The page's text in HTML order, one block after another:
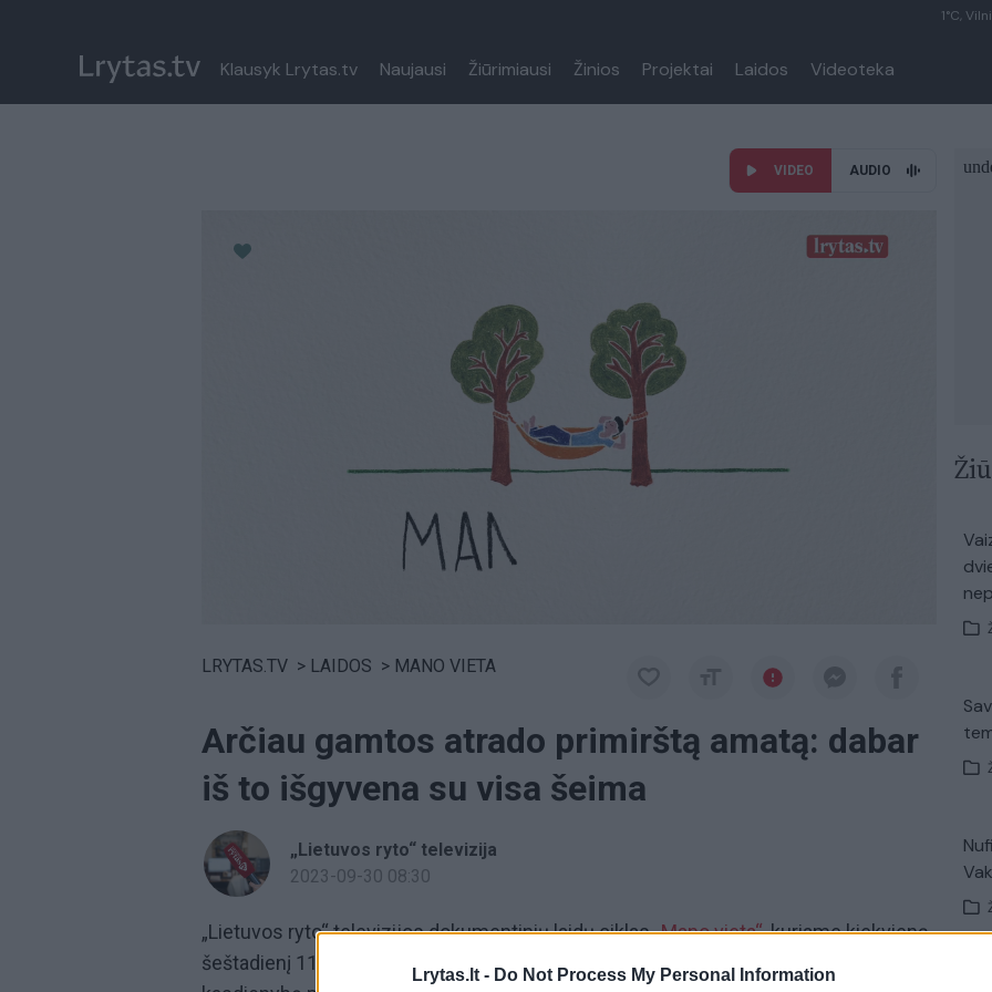
Lrytas.lt - Do Not Process My Personal Information
1°C,
Klausyk Lrytas.tv Naujausi Žiūrimiausi Žinios Projektai Laidos Videoteka
VIDEO AUDIO
LRYTAS.TV > LAIDOS > MANO VIETA
Arčiau gamtos atrado primirštą amatą: dabar
iš to išgyvena su visa šeima
„Lietuvos ryto“ televizija
2023-09-30 08:30
„Lietuvos ryto“ televizijos dokumentinių laidų ciklas„Mano vieta“,kuriame kiekvieną
šeštadienį 11:00 val. pasakojama apie žmones, kurie gyvenimą mieste iškeitė į